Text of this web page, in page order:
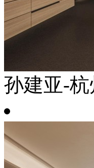
孙建亚-